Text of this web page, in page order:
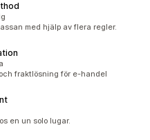
med hjälp av flera regler.
fraktlösning för e-handel
en un solo lugar.